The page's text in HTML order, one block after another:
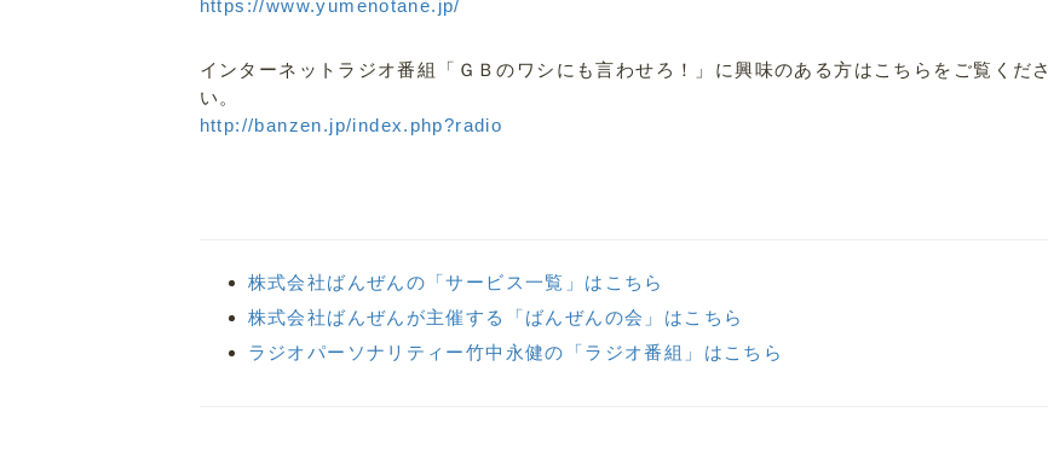
https://www.yumenotane.jp/
インターネットラジオ番組「ＧＢのワシにも言わせろ！」に興味のある方はこちらをご覧くださ
い。
http://banzen.jp/index.php?radio
株式会社ばんぜんの「サービス一覧」はこちら
株式会社ばんぜんが主催する「ばんぜんの会」はこちら
ラジオパーソナリティー竹中永健の「ラジオ番組」はこちら